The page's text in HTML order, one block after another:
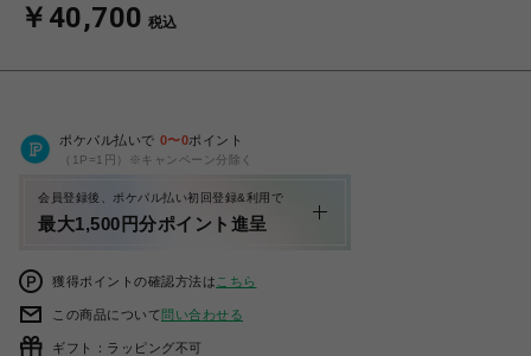
￥40,700 税込
ポケパル払いで 0〜0ポイント
（1P=1円）※キャンペーン分除く
会員登録後、ポケパル払い初回登録&利用で
最大1,500円分ポイント進呈
獲得ポイントの確認方法は こちら
この商品について問い合わせる
ギフト：ラッピング不可